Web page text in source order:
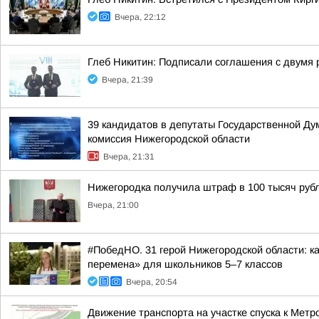
Вчера, 22:12
Глеб Никитин: Подписали соглашения с двумя
Вчера, 21:39
39 кандидатов в депутаты Государственной
комиссия Нижегородской области
Вчера, 21:31
Нижегородка получила штраф в 100 тысяч
Вчера, 21:00
#ПобедНО. 31 герой Нижегородской области:
перемена» для школьников 5–7 классов
Вчера, 20:54
Движение транспорта на участке спуска к